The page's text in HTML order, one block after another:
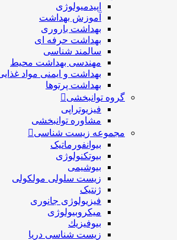
اپیدمیولوژی
آموزش بهداشت
بهداشت باروری
بهداشت حرفه ای
سالمند شناسی
مهندسی بهداشت محيط
بهداشت و ایمنی مواد غذایی
بهداشت پرتوها
گروه توانبخشی
فیزیوتراپی
مشاوره توانبخشی
مجموعه زیست شناسی
بیوانفورماتیک
بیوتکنولوژی
بیوشیمی
زیست سلولی مولکولی
ژنتیک
فیزیولوژی جانوری
میکروبیولوژی
بيوفيزيك
زیست شناسی دریا